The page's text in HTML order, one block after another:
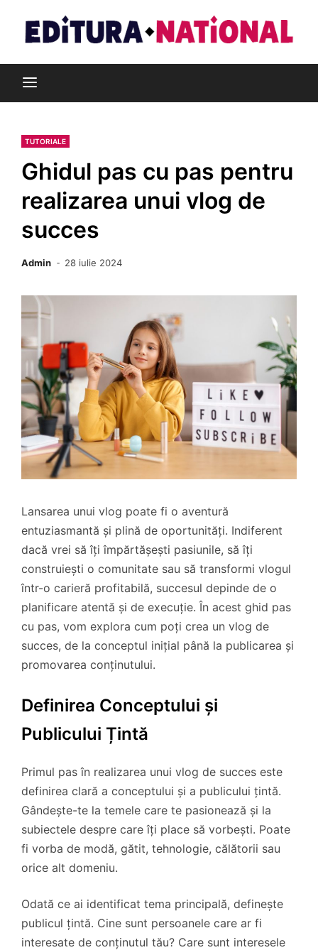
content
Editura Național
TUTORIALE
Ghidul pas cu pas pentru
realizarea unui vlog de
succes
Admin 28 iulie 2024
Lansarea unui vlog poate fi o aventură
entuziasmantă și plină de oportunități. Indiferent
dacă vrei să îți împărtășești pasiunile, să îți
construiești o comunitate sau să transformi vlogul
într-o carieră profitabilă, succesul depinde de o
planificare atentă și de execuție. În acest ghid pas
cu pas, vom explora cum poți crea un vlog de
succes, de la conceptul inițial până la publicarea și
promovarea conținutului.
Definirea Conceptului și
Publicului Țintă
Primul pas în realizarea unui vlog de succes este
definirea clară a conceptului și a publicului țintă.
Gândește-te la temele care te pasionează și la
subiectele despre care îți place să vorbești. Poate
fi vorba de modă, gătit, tehnologie, călătorii sau
orice alt domeniu.
Odată ce ai identificat tema principală, definește
publicul țintă. Cine sunt persoanele care ar fi
interesate de conținutul tău? Care sunt interesele